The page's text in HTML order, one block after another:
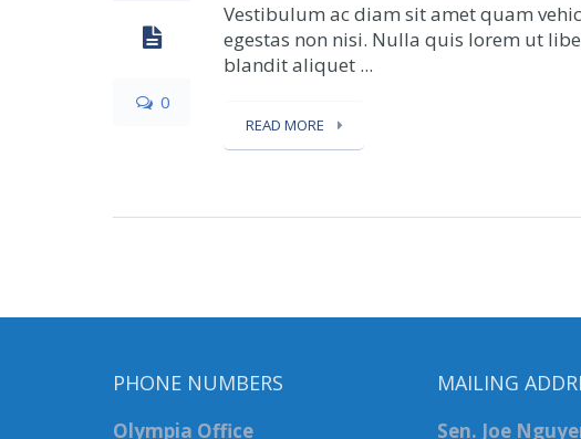
0
Vestibulum ac diam sit amet quam
egestas non nisi. Nulla quis lorem ut
blandit aliquet ...
READ MORE
PHONE NUMBERS
Olympia Office
MAILING
Sen. Joe